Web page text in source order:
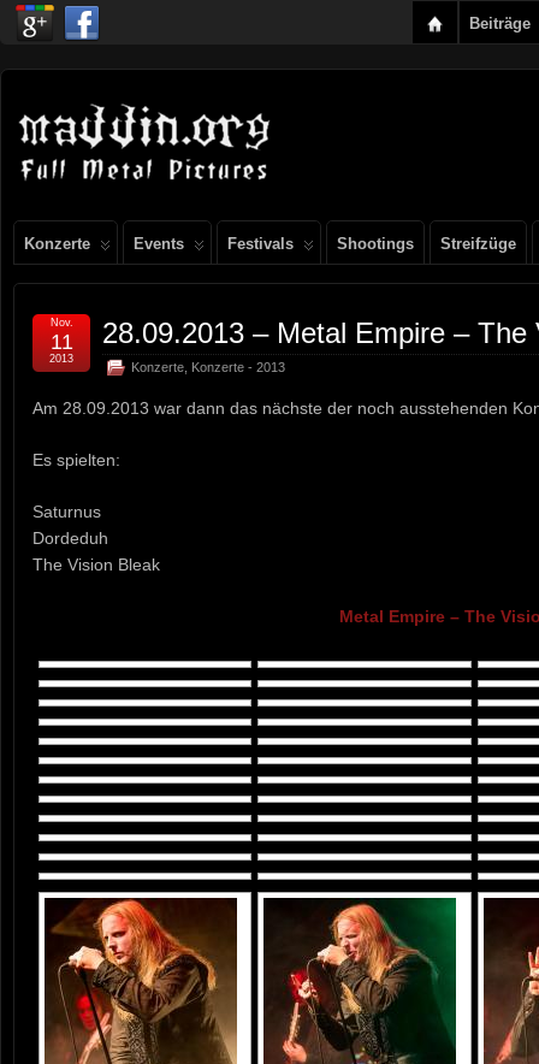
Beiträge
Konzerte Events Festivals Shootings Streifzüge
28.09.2013 – Metal Empire – The
Konzerte Konzerte - 2013
Nov.
11
2013
Am 28.09.2013 war dann das nächste der noch ausstehenden
Es spielten:
Saturnus
Dordeduh
The Vision Bleak
Metal Empire – The